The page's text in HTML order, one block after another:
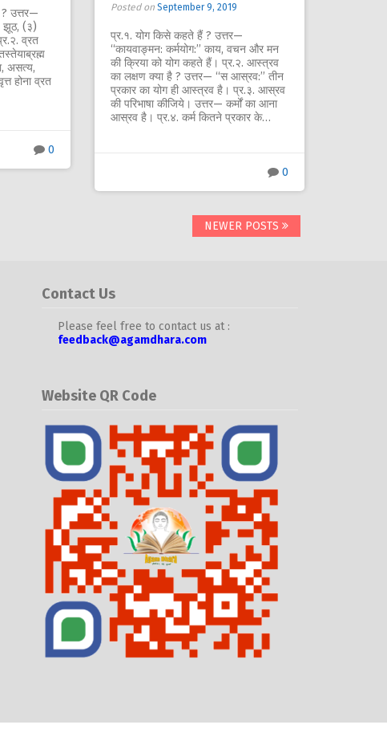
उत्तर—
झूठ, (३)
व्रत
असत्य,
होना व्रत
0
Posted on September 9, 2019
प्र.१. योग किसे कहते हैं ? उत्तर—
‘‘कायवाङ्मन: कर्मयोग:’’ काय, वचन और मन
की क्रिया को योग कहते हैं। प्र.२. आस्त्रव
का लक्षण क्या है ? उत्तर— ‘‘स आस्रव:’’ तीन
प्रकार का योग ही आस्त्रव है। प्र.३. आस्रव
की परिभाषा कीजिये। उत्तर— कर्मों का आना
आस्रव है। प्र.४. कर्म कितने प्रकार के…
0
NEWER POSTS
Contact Us
Please feel free to contact us at :
feedback@agamdhara.com
Website QR Code